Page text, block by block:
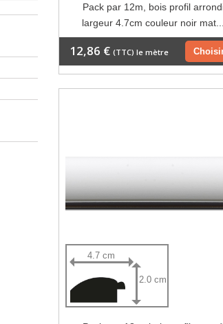
Pack par 12m, bois profil
largeur 4.7cm couleur noir mat...
12,86 € (TTC) le mètre
4.7 cm
2.0 cm